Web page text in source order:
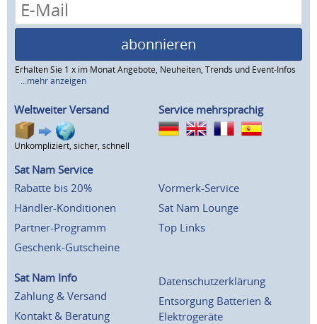
abonnieren
Erhalten Sie 1 x im Monat Angebote, Neuheiten, Trends und Event-Infos
...mehr anzeigen
Weltweiter Versand
Unkompliziert, sicher, schnell
Service mehrsprachig
Sat Nam Service
Rabatte bis 20%
Händler-Konditionen
Partner-Programm
Geschenk-Gutscheine
Vormerk-Service
Sat Nam Lounge
Top Links
Sat Nam Info
Zahlung & Versand
Kontakt & Beratung
Datenschutzerklärung
Entsorgung Batterien &
Elektrogeräte